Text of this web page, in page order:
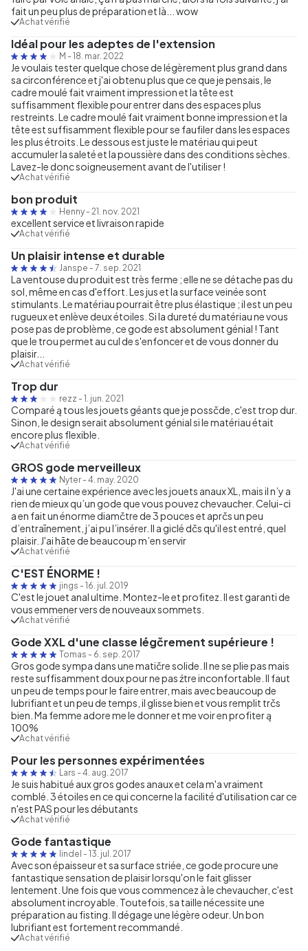
fait un peu plus de préparation et là... wow
Achat vérifié
Idéal pour les adeptes de l'extension
M - 18. mar. 2022
Je voulais tester quelque chose de légèrement plus grand dans
sa circonférence et j'ai obtenu plus que ce que je pensais, le
cadre moulé fait vraiment impression et la tête est
suffisamment flexible pour entrer dans des espaces plus
restreints. Le cadre moulé fait vraiment bonne impression et la
tête est suffisamment flexible pour se faufiler dans les espaces
les plus étroits. Le dessous est juste le matériau qui peut
accumuler la saleté et la poussière dans des conditions sèches.
Lavez-le donc soigneusement avant de l'utiliser !
Achat vérifié
bon produit
Henny - 21. nov. 2021
excellent service et livraison rapide
Achat vérifié
Un plaisir intense et durable
Janspe - 7. sep. 2021
La ventouse du produit est très ferme ; elle ne se détache pas du
sol, même en cas d'effort. Les jus et la surface veinée sont
stimulants. Le matériau pourrait être plus élastique ; il est un peu
rugueux et enlève deux étoiles. Si la dureté du matériau ne vous
pose pas de problème, ce gode est absolument génial ! Tant
que le trou permet au cul de s'enfoncer et de vous donner du
plaisir...
Achat vérifié
Trop dur
rezz - 1. jun. 2021
Comparé ą tous les jouets géants que je possčde, c'est trop dur.
Sinon, le design serait absolument génial si le matériau était
encore plus flexible.
Achat vérifié
GROS gode merveilleux
Nyter - 4. may. 2020
J'ai une certaine expérience avec les jouets anaux XL, mais il n’y a
rien de mieux qu’un gode que vous pouvez chevaucher. Celui-ci
a en fait un énorme diamčtre de 3 pouces et aprčs un peu
d’entraīnement, j’ai pu l’insérer. Il a giclé dčs qu'il est entré, quel
plaisir. J'ai hāte de beaucoup m’en servir
Achat vérifié
C'EST ÉNORME !
jings - 16. jul. 2019
C'est le jouet anal ultime. Montez-le et profitez. Il est garanti de
vous emmener vers de nouveaux sommets.
Achat vérifié
Gode XXL d'une classe légčrement supérieure !
Tomas - 6. sep. 2017
Gros gode sympa dans une matičre solide. Il ne se plie pas mais
reste suffisamment doux pour ne pas źtre inconfortable. Il faut
un peu de temps pour le faire entrer, mais avec beaucoup de
lubrifiant et un peu de temps, il glisse bien et vous remplit trčs
bien. Ma femme adore me le donner et me voir en profiter ą
100%
Achat vérifié
Pour les personnes expérimentées
Lars - 4. aug. 2017
Je suis habitué aux gros godes anaux et cela m'a vraiment
comblé. 3 étoiles en ce qui concerne la facilité d'utilisation car ce
n'est PAS pour les débutants
Achat vérifié
Gode fantastique
lindel - 13. jul. 2017
Avec son épaisseur et sa surface striée, ce gode procure une
fantastique sensation de plaisir lorsqu'on le fait glisser
lentement. Une fois que vous commencez à le chevaucher, c'est
absolument incroyable. Toutefois, sa taille nécessite une
préparation au fisting. Il dégage une légère odeur. Un bon
lubrifiant est fortement recommandé.
Achat vérifié